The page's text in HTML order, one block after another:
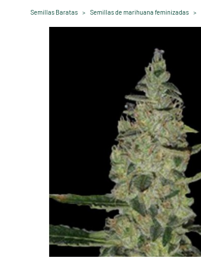
Semillas Baratas Semillas de marihuana feminizadas